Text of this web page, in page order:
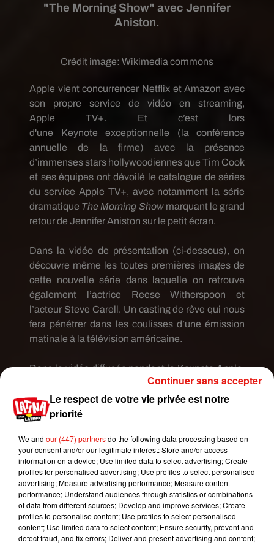
"The Morning Show" avec Jennifer
Aniston.
Crédit image: Wikimedia commons
Apple vient concurrencer Netflix et Amazon avec
son propre service de vidéo en streaming,
Apple
TV+.
Et c’est lors
d'une Keynote
exceptionnelle (la conférence
annuelle de la firme) avec la présence
d’immenses stars hollywoodiennes que Tim Cook
et ses équipes ont dévoilé le catalogue de séries
du service Apple TV+, avec notamment la série
dramatique The Morning Showmarquant le grand
retour de Jennifer Aniston sur le petit écran.
Dans la vidéo de présentation (ci-dessous), on
découvre même les toutes premières images de
cette nouvelle série dans laquelle on retrouve
également l’actrice Reese Witherspoon et
l’acteur Steve Carell. Un casting de rêve qui nous
fera pénétrer dans les coulisses d’une émission
matinale à la télévision américaine.
Dans la vidéo diffusée pendant la Keynote Apple,
on peut également apercevoir les
séries
Amazing Stories de Stephen Spielberg ou
encore
l’actrice Hailee Steinfeld.Toutes disponibles à
l'automne 2019.
Le respect de votre vie privée est notre
priorité
We and our (447) partnersdo the following data processing based on
your consent and/or our legitimate interest: Store and/or access
information on a device; Use limited data to select advertising; Create
profiles for personalised advertising; Use profiles to select personalised
advertising; Measure advertising performance; Measure content
performance; Understand audiences through statistics or combinations
of data from different sources; Develop and improve services; Create
profiles to personalise content; Use profiles to select personalised
content; Use limited data to select content; Ensure security, prevent and
detect fraud, and fix errors; Deliver and present advertising and content;
Continuer sans accepter